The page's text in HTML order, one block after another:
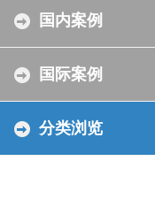
国内案例
国际案例
分类浏览